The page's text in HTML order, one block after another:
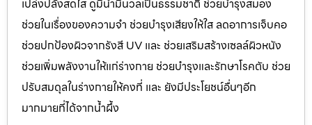
เปล่งปลั่งสดใส ดูมีน้ำมีนวลเป็นธรรมชาติ ช่วยบำรุงสมอง
ช่วยในเรื่องของความจำ ช่วยบำรุงเสียงให้ใส ลดอาการเจ็บคอ
ช่วยปกป้องผิวจากรังสี UV และ ช่วยเสริมสร้างเซลล์ผิวหนัง
ช่วยเพิ่มพลังงานให้แก่ร่างกาย ช่วยบำรุงและรักษาโรคตับ ช่วย
ปรับสมดุลในร่างกายให้คงที่ และ ยังมีประโยชน์อื่นๆอีก
มากมายที่ได้จากน้ำผึ้ง